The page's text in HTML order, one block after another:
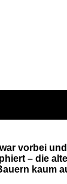
vorbei
– die
kaum